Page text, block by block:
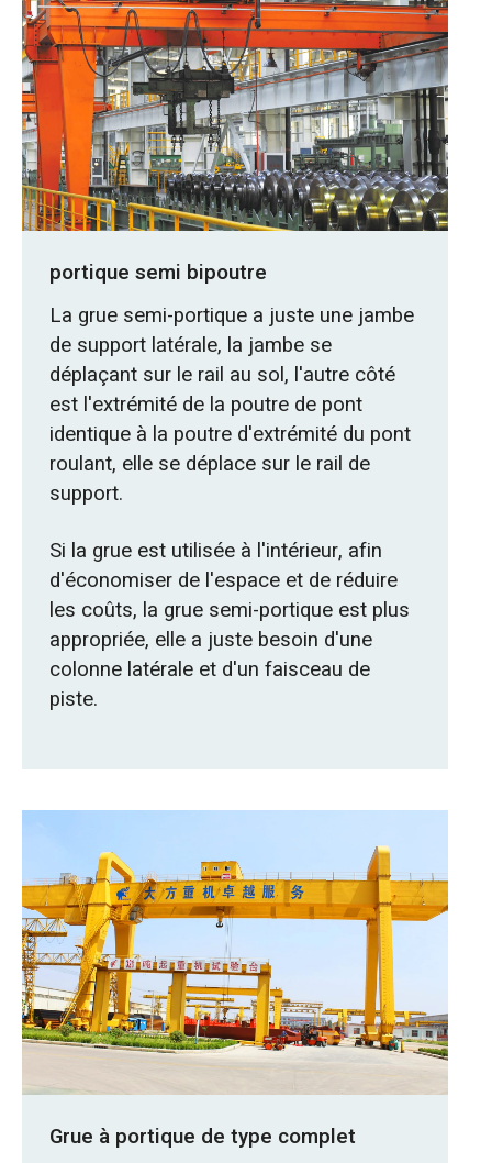
portique semi bipoutre
La grue semi-portique a juste une jambe
de support latérale, la jambe se
déplaçant sur le rail au sol, l'autre côté
est l'extrémité de la poutre de pont
identique à la poutre d'extrémité du pont
roulant, elle se déplace sur le rail de
support.
Si la grue est utilisée à l'intérieur, afin
d'économiser de l'espace et de réduire
les coûts, la grue semi-portique est plus
appropriée, elle a juste besoin d'une
colonne latérale et d'un faisceau de
piste.
Grue à portique de type complet